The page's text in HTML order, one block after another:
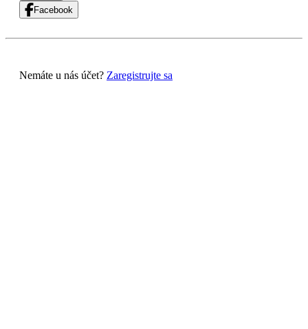
Facebook
Nemáte u nás účet? Zaregistrujte sa